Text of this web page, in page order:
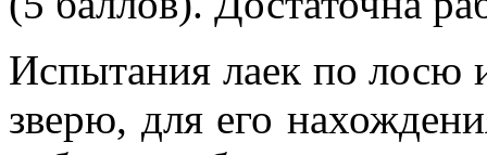
Испытания лаек по лосю
зверю, для его